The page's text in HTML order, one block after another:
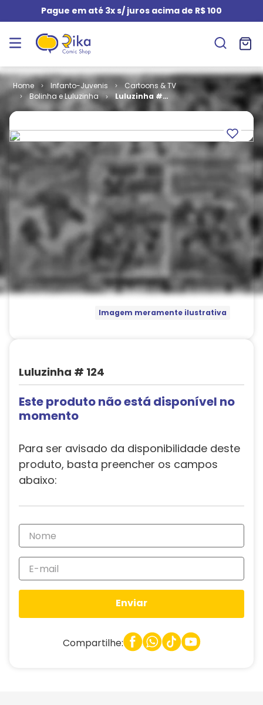
Pague em até 3x s/ juros acima de R$ 100
Infanto-Juvenis
Cartoons & TV
Bolinha e Luluzinha
Luluzinha #
124
Imagem meramente ilustrativa
Luluzinha # 124
Este produto não está disponível no
momento
Para ser avisado da disponibilidade deste
produto, basta preencher os campos
abaixo:
Enviar
Compartilhe: